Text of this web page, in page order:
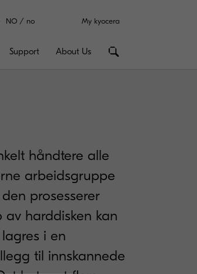
NO no My kyocera
Support About Us
håndtere alle
arbeidsgruppe
prosesserer
av harddisken kan
i en
til innskannede